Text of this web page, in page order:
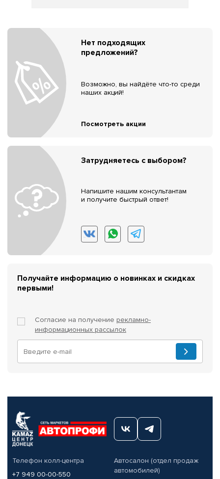
Нет подходящих
предложений?
Возможно, вы найдёте что-то среди
наших акций!
Посмотреть акции
Затрудняетесь с выбором?
Напишите нашим консультантам
и получите быстрый ответ!
Получайте информацию о новинках и скидках
первыми!
Согласие на получение рекламно-
информационных рассылок
Телефон колл-центра
+7 949 00-00-550
Автосалон (отдел продаж
автомобилей)